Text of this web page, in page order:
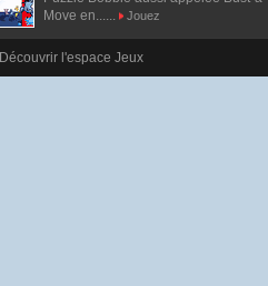
Move en......
Jouez
Découvrir l'espace Jeux